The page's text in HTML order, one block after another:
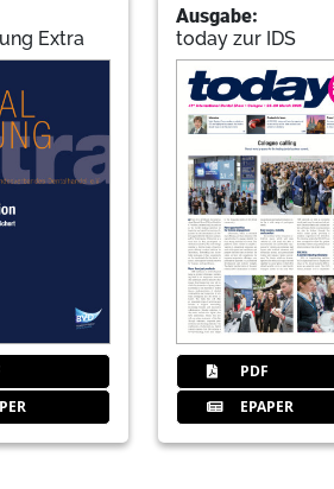
Extra
Ausgabe:
today zur IDS
PDF
EPAPER